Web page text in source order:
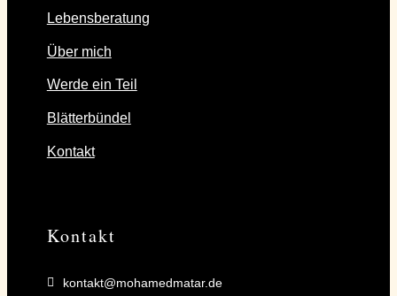
Lebensberatung
Über mich
Werde ein Teil
Blätterbündel
Kontakt
Kontakt
kontakt@mohamedmatar.de